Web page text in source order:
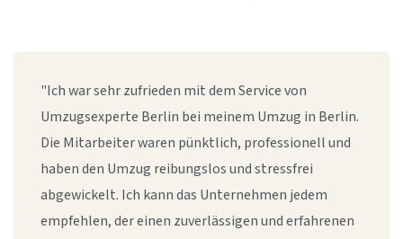
"Ich war sehr zufrieden mit dem Service von
Umzugsexperte Berlin bei meinem Umzug in Berlin.
Die Mitarbeiter waren pünktlich, professionell und
haben den Umzug reibungslos und stressfrei
abgewickelt. Ich kann das Unternehmen jedem
empfehlen, der einen zuverlässigen und erfahrenen